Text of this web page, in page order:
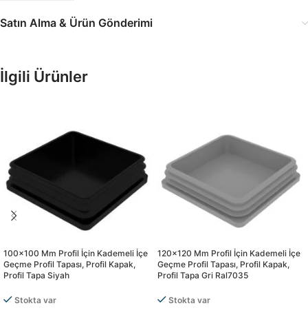
Satın Alma & Ürün Gönderimi
İlgili Ürünler
100×100 Mm Profil İçin Kademeli İçe
Geçme Profil Tapası, Profil Kapak,
Profil Tapa Siyah
Stokta var
120×120 Mm Profil İçin Kademeli İçe
Geçme Profil Tapası, Profil Kapak,
Profil Tapa Gri Ral7035
Stokta var